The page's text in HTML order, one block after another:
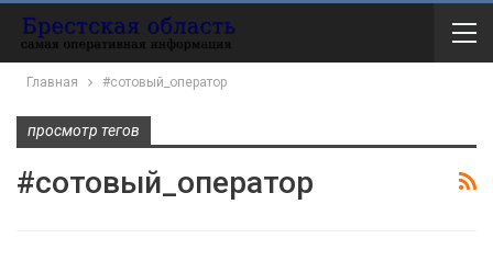
Главная #сотовый_оператор
просмотр тегов
#сотовый_оператор